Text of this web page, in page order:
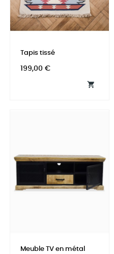
Tapis tissé
Prix
199,00 €

Meuble TV en métal